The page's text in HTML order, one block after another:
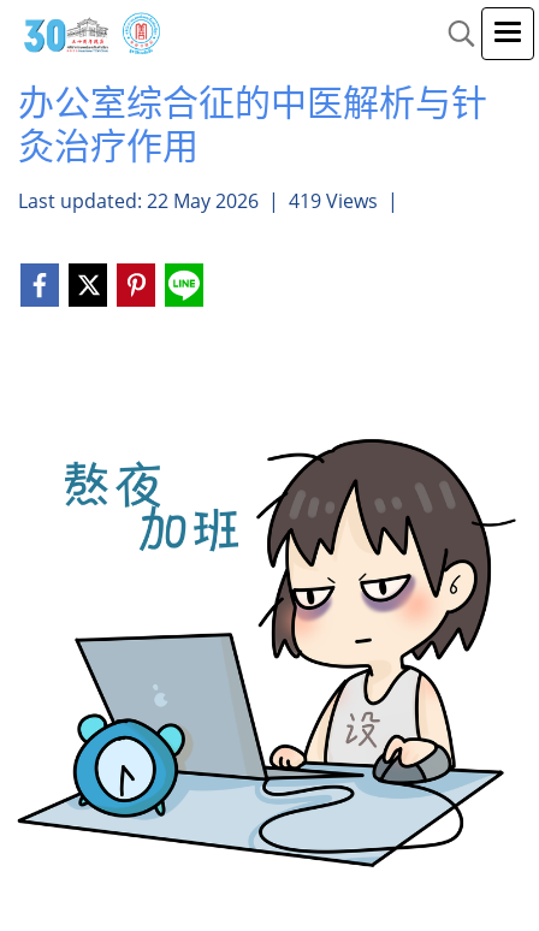
办公室综合征的中医解析与针
灸治疗作用
Last updated: 22 May 2026 | 419 Views |